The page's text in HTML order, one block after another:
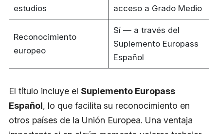
estudios
acceso a Grado Medio
Reconocimiento
europeo
Sí — a través del
Suplemento Europass
Español
El título incluye el Suplemento Europass
Español, lo que facilita su reconocimiento en
otros países de la Unión Europea. Una ventaja